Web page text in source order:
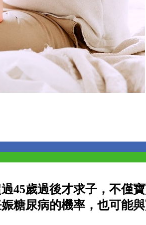
45歲過後才求子，不僅
糖尿病的機率，也可能